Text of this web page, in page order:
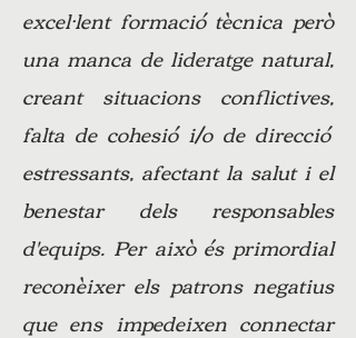
excel·lent formació tècnica però
una manca de lideratge natural,
creant situacions conflictives,
falta de cohesió i/o de direcció
estressants, afectant la salut i el
benestar dels responsables
d'equips. Per això és primordial
reconèixer els patrons negatius
que ens impedeixen connectar